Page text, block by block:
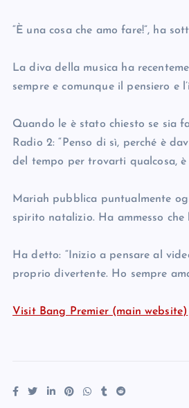
“È una cosa che amo fare!”, ha
La diva della musica ha
sempre e comunque il pensiero e
Quando le è stato chiesto se sia
Radio 2: “Penso di sì, perché è
del tempo per trovarti qualcosa, è
Mariah pubblica puntualmente
spirito natalizio. Ha ammesso
Ha detto: “Inizio a pensare al
proprio divertente. Ho sempre
Visit Bang Premier (main website)